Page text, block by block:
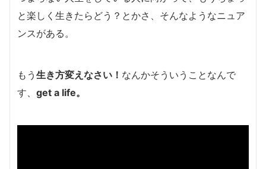
と楽しく生きたらどう？とかさ、そんなようなニュア
ンスがある。
もう 生き方変えなさい！ なんかそういうことなんで
す、 get a life。